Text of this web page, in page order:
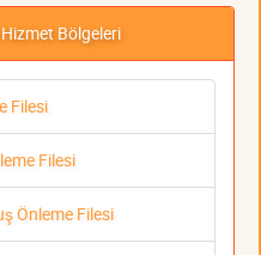
Bölgeleri
Filesi
Filesi
Önleme Filesi